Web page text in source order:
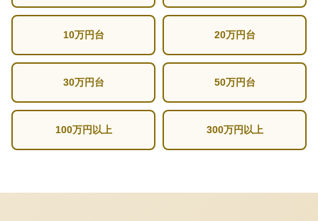
10万円台 20万円台
30万円台 50万円台
100万円以上 300万円以上